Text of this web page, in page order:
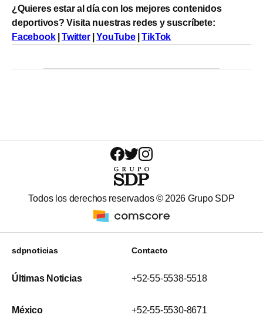
¿Quieres estar al día con los mejores contenidos
deportivos? Visita nuestras redes y suscríbete:
Facebook|Twitter|YouTube|TikTok
Todos los derechos reservados © 2026 Grupo SDP
sdpnoticias
Últimas Noticias
México
Contacto
+52-55-5538-5518
+52-55-5530-8671